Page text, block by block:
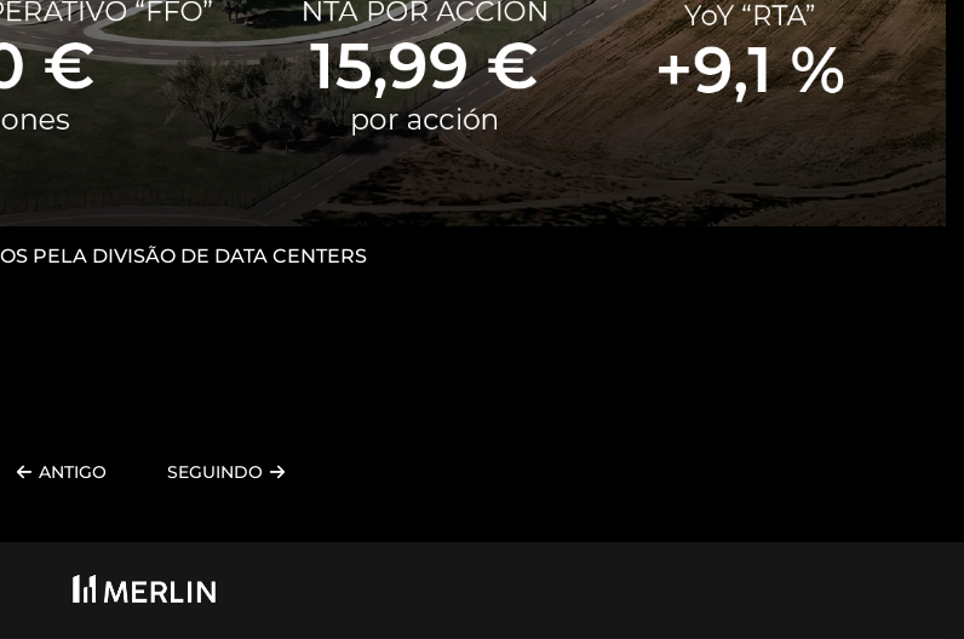
PELA DIVISÃO DE DATA CENTERS
ANTIGO SEGUINDO